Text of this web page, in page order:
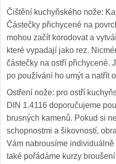
Čištění kuchyňského nože:
Částečky přichycené na
mohou začít korodovat a
které vypadají jako rez.
částečky na ostří přichycené.
po používání ho umýt a natřít
Ostření nože: pro ostří
DIN 1.4116 doporučujeme
brusných kamenů. Pokud si
schopnostmi a šikovností,
Vám nabrousíme
také pořádáme kurzy